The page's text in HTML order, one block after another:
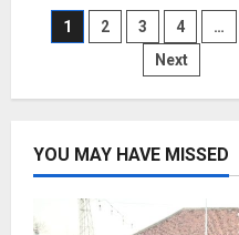
Negatif
Sosmed,
Pesantren
Jawa
Didorong
Digital
Paginasi
1 2 3 4 …
Next
YOU MAY HAVE MISSED